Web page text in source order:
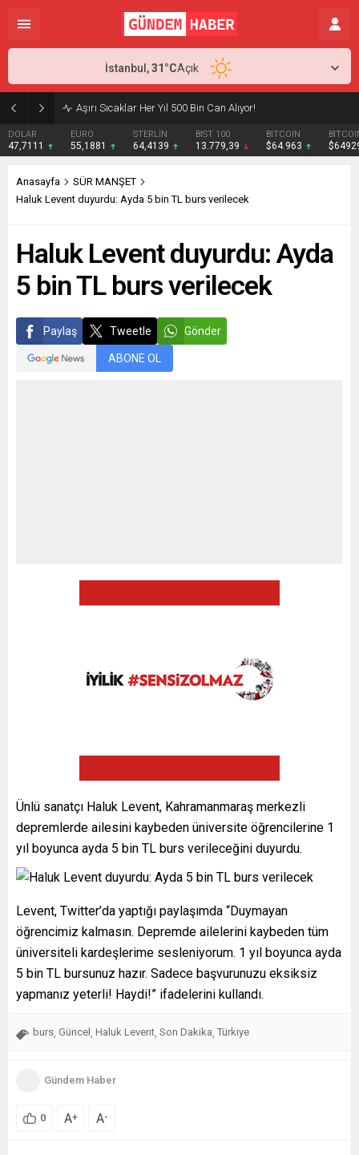
Aşırı Sıcaklar Her Yıl 500 Bin Can Alıyor!
DOLAR
47,7111
EURO
55,1881
STERLİN
64,4139
BIST 100
13.779,39
BITCOIN
$64.963
İstanbul,31°CAçık
Anasayfa
SÜR MANŞET
Haluk Levent duyurdu: Ayda 5 bin TL burs verilecek
Haluk Levent duyurdu: Ayda
5 bin TL burs verilecek
Paylaş Tweetle Gönder
ABONE OL
Ünlü sanatçı Haluk Levent, Kahramanmaraş merkezli
depremlerde ailesini kaybeden üniversite öğrencilerine 1
yıl boyunca ayda 5 bin TL burs verileceğini duyurdu.
Levent, Twitter’da yaptığı paylaşımda “Duymayan
öğrencimiz kalmasın. Depremde ailelerini kaybeden tüm
üniversiteli kardeşlerime sesleniyorum. 1 yıl boyunca ayda
5 bin TL bursunuz hazır. Sadece başvurunuzu eksiksiz
yapmanız yeterli! Haydi!” ifadelerini kullandı.
burs Güncel Haluk Levent Son Dakika Türkiye
Gündem Haber
0 A+ A-